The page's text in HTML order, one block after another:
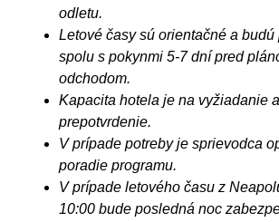
odletu.
Letové časy sú orientačné a budú
spolu s pokynmi 5-7 dní pred
odchodom.
Kapacita hotela je na vyžiadanie
prepotvrdenie.
V prípade potreby je sprievodca
poradie programu.
V prípade letového času z
10:00 bude posledná noc